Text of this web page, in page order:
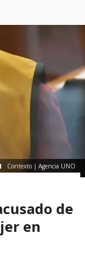
Contexto | Agencia UNO
de
en